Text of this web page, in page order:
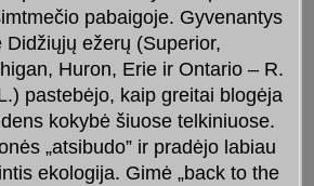
pabaigoje. Gyvenantys
Didžiųjų ežerų (Superior,
Huron, Erie ir Ontario – R.
pastebėjo, kaip greitai blogėja
kokybė šiuose telkiniuose.
„atsibudo” ir pradėjo labiau
ekologija. Gimė „back to the